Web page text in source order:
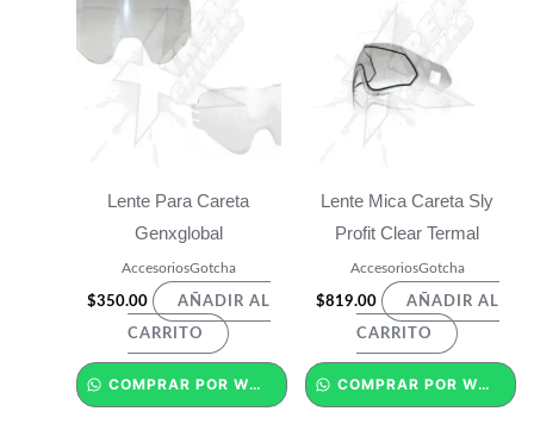
Lente Para Careta
Genxglobal
AccesoriosGotcha
$350.00 AÑADIR AL
CARRITO
COMPRAR POR WHATSAPP
Lente Mica Careta Sly
Profit Clear Termal
AccesoriosGotcha
$819.00 AÑADIR AL
CARRITO
COMPRAR POR WHATSAPP